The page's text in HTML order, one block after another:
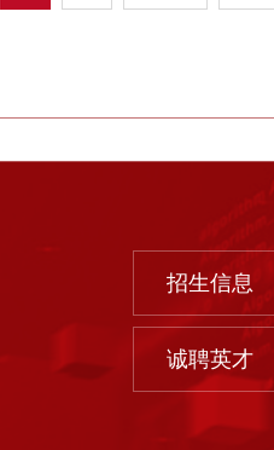
招生信息
诚聘英才